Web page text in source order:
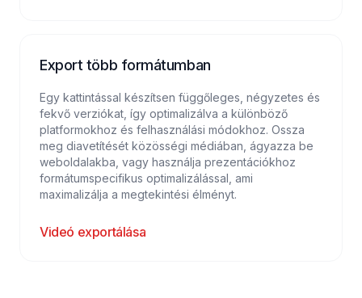
Export több formátumban
Egy kattintással készítsen függőleges, négyzetes és
fekvő verziókat, így optimalizálva a különböző
platformokhoz és felhasználási módokhoz. Ossza
meg diavetítését közösségi médiában, ágyazza be
weboldalakba, vagy használja prezentációkhoz
formátumspecifikus optimalizálással, ami
maximalizálja a megtekintési élményt.
Videó exportálása